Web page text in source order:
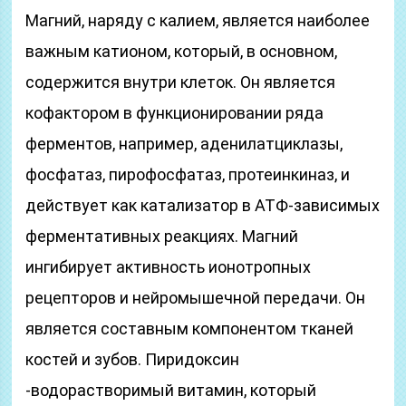
Магний, наряду с калием, является наиболее
важным катионом, который, в основном,
содержится внутри клеток. Он является
кофактором в функционировании ряда
ферментов, например, аденилатциклазы,
фосфатаз, пирофосфатаз, протеинкиназ, и
действует как катализатор в ATФ-зависимых
ферментативных реакциях. Магний
ингибирует активность ионотропных
рецепторов и нейромышечной передачи. Он
является составным компонентом тканей
костей и зубов. Пиридоксин
-водорастворимый витамин, который